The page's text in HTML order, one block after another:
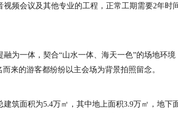
频会议及其他专业的工程，正常工期需要2年时
为一体，契合“山水一体、海天一色”的场地环境
来的游客都纷纷以主会场为背景拍照留念。
筑面积为5.4万㎡，其中地上面积3.9万㎡，地下